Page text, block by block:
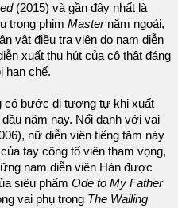
(2015) và gần đây nhất là
trong phim Master năm ngoái,
vật điều tra viên do nam diễn
xuất thu hút của cô thật đáng
hạn chế.
có bước đi tương tự khi xuất
đầu năm nay. Nổi danh với vai
nữ diễn viên tiếng tăm này
tay công tố viên tham vọng,
nam diễn viên Hàn được
siêu phẩm Ode to My Father
vai phụ trong The Wailing